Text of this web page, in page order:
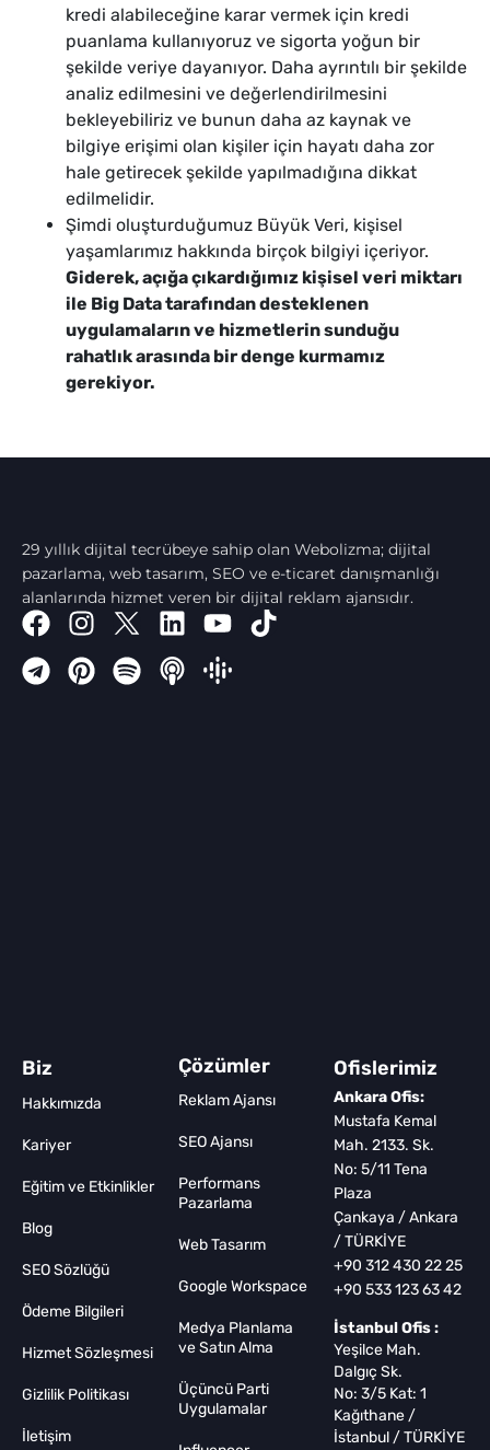
kredi alabileceğine karar vermek için kredi
puanlama kullanıyoruz ve sigorta yoğun bir
şekilde veriye dayanıyor. Daha ayrıntılı bir şekilde
analiz edilmesini ve değerlendirilmesini
bekleyebiliriz ve bunun daha az kaynak ve
bilgiye erişimi olan kişiler için hayatı daha zor
hale getirecek şekilde yapılmadığına dikkat
edilmelidir.
Şimdi oluşturduğumuz Büyük Veri, kişisel
yaşamlarımız hakkında birçok bilgiyi içeriyor.
Giderek, açığa çıkardığımız kişisel veri miktarı
ile Big Data tarafından desteklenen
uygulamaların ve hizmetlerin sunduğu
rahatlık arasında bir denge kurmamız
gerekiyor.
29 yıllık dijital tecrübeye sahip olan Webolizma; dijital
pazarlama, web tasarım, SEO ve e-ticaret danışmanlığı
alanlarında hizmet veren bir dijital reklam ajansıdır.
Biz
Hakkımızda
Kariyer
Eğitim ve Etkinlikler
Blog
SEO Sözlüğü
Ödeme Bilgileri
Hizmet Sözleşmesi
Gizlilik Politikası
İletişim
Çözümler
Reklam Ajansı
SEO Ajansı
Performans
Pazarlama
Web Tasarım
Google Workspace
Medya Planlama
ve Satın Alma
Üçüncü Parti
Uygulamalar
Ofislerimiz
Ankara Ofis:
Mustafa Kemal
Mah. 2133. Sk.
No: 5/11 Tena
Plaza
Çankaya / Ankara
/ TÜRKİYE
+90 312 430 22 25
+90 533 123 63 42
İstanbul Ofis :
Yeşilce Mah.
Dalgıç Sk.
No: 3/5 Kat: 1
Kağıthane /
İstanbul / TÜRKİYE